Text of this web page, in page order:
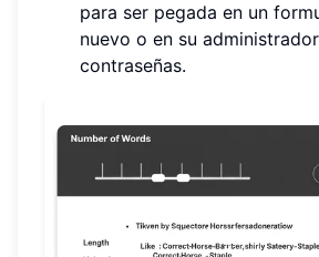
para ser pegada en un
nuevo o en su
contraseñas.